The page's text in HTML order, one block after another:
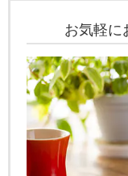
お気軽に